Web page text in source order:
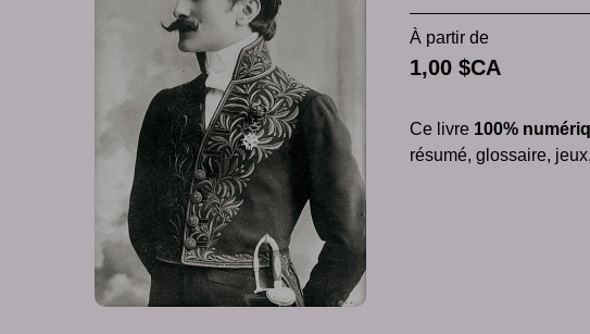
À partir de
1,00 $CA
Ce livre 100%
résumé, glossaire,